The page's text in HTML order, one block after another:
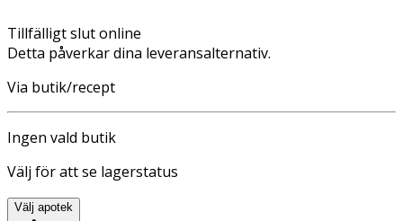
Tillfälligt slut online
Detta påverkar dina leveransalternativ.
Via butik/recept
Ingen vald butik
Välj för att se lagerstatus
Välj apotek